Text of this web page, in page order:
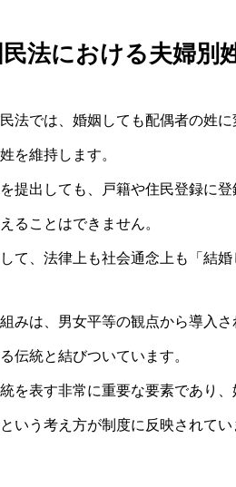
法における夫婦別
法では、婚姻しても配偶者の姓
を維持します。
提出しても、戸籍や住民登録に
ることはできません。
て、法律上も社会通念上も「結
みは、男女平等の観点から導入
伝統と結びついています。
を表す非常に重要な要素であり
いう考え方が制度に反映されてい